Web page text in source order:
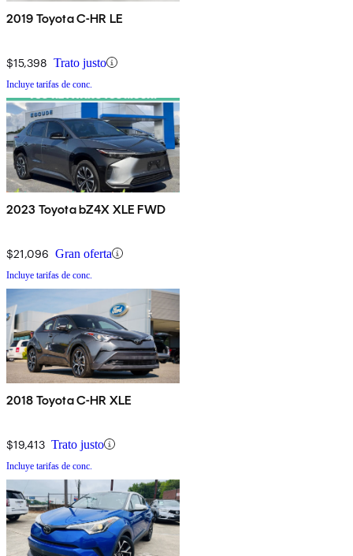
2019 Toyota C-HR LE
$15,398 Trato justo
Incluye tarifas de conc.
2023 Toyota bZ4X XLE FWD
$21,096 Gran oferta
Incluye tarifas de conc.
2018 Toyota C-HR XLE
$19,413 Trato justo
Incluye tarifas de conc.